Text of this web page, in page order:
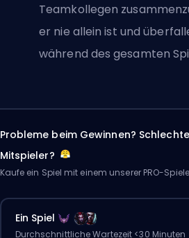
Teamkollegen
er nie allein ist und
während des gesamten
Probleme beim Gewinnen? Schlechte
Mitspieler?
Kaufe ein Spiel mit einem unserer PRO-
Ein Spiel
Durchschnittliche Wartezeit <30 Minuten